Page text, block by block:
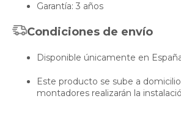
Garantía: 3 años
Condiciones de envío
Disponible únicamente en
Este producto se sube a
montadores realizarán la